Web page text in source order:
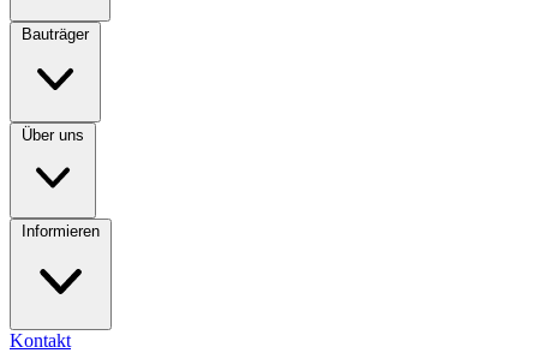
Bauträger
Über uns
Informieren
Kontakt